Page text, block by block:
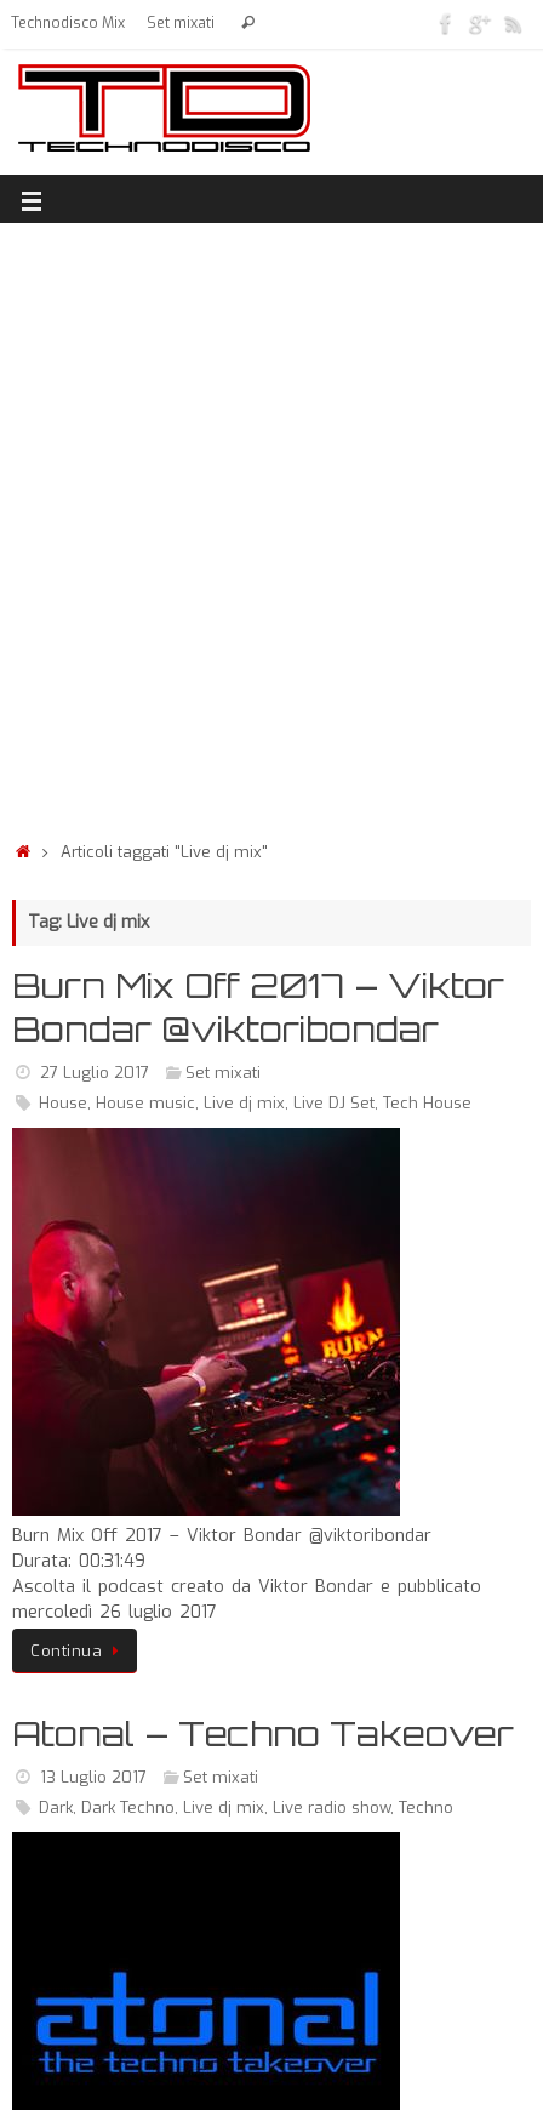
Technodisco Mix Set mixati
Articoli taggati "Live dj mix"
Tag: Live dj mix
Burn Mix Off 2017 – Viktor
Bondar @viktoribondar
27 Luglio 2017
Set mixati
House, House music, Live dj mix, Live DJ Set, Tech House
Burn Mix Off 2017 – Viktor Bondar @viktoribondar
Durata: 00:31:49
Ascolta il podcast creato da Viktor Bondar e pubblicato
mercoledì 26 luglio 2017
Continua
Atonal – Techno Takeover
13 Luglio 2017
Set mixati
Dark, Dark Techno, Live dj mix, Live radio show, Techno